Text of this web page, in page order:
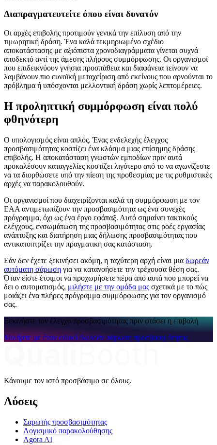
Διαπραγματευτείτε όπου είναι δυνατόν
Οι αρχές επιβολής προτιμούν γενικά την επίλυση από την
τιμωρητική δράση. Ένα καλά τεκμηριωμένο σχέδιο
αποκατάστασης με αξιόπιστα χρονοδιαγράμματα γίνεται συχνά
αποδεκτό αντί της άμεσης πλήρους συμμόρφωσης. Οι οργανισμοί
που επιδεικνύουν γνήσια προσπάθεια και διαφάνεια τείνουν να
λαμβάνουν πιο ευνοϊκή μεταχείριση από εκείνους που αρνούνται το
πρόβλημα ή υπόσχονται μελλοντική δράση χωρίς λεπτομέρειες.
Η προληπτική συμμόρφωση είναι πολύ
φθηνότερη
Ο υπολογισμός είναι απλός. Ένας ενδελεχής έλεγχος
προσβασιμότητας κοστίζει ένα κλάσμα μιας επίσημης δράσης
επιβολής. Η αποκατάσταση γνωστών εμποδίων πριν αυτά
προκαλέσουν καταγγελίες κοστίζει λιγότερο από το να αγωνίζεστε
να τα διορθώσετε υπό την πίεση της προθεσμίας με τις ρυθμιστικές
αρχές να παρακολουθούν.
Οι οργανισμοί που διαχειρίζονται καλά τη συμμόρφωση με τον
EAA αντιμετωπίζουν την προσβασιμότητα ως ένα συνεχές
πρόγραμμα, όχι ως ένα έργο εφάπαξ. Αυτό σημαίνει τακτικούς
ελέγχους, ενσωμάτωση της προσβασιμότητας στις ροές εργασίας
ανάπτυξης και διατήρηση μιας δήλωσης προσβασιμότητας που
αντικατοπτρίζει την πραγματική σας κατάσταση.
Εάν δεν έχετε ξεκινήσει ακόμη, η ταχύτερη αρχή είναι μια δωρεάν
αυτόματη σάρωση για να κατανοήσετε την τρέχουσα θέση σας.
Όταν είστε έτοιμοι να προχωρήσετε πέρα από αυτά που μπορεί να
δει ο αυτοματισμός, μιλήστε με την ομάδα μας σχετικά με το πώς
μοιάζει ένα πλήρες πρόγραμμα συμμόρφωσης για τον οργανισμό
σας.
Ξεκινήστε τον έλεγχο προσβασιμότητας πριν φτάσει η επιβολή
Μιλήστε με έναν ειδικό Δωρεάν σάρωση προσβασιμότητας
Κάνουμε τον ιστό προσβάσιμο σε όλους.
Λύσεις
Σαρωτής προσβασιμότητας
Λογισμικό παρακολούθησης
Agora AI